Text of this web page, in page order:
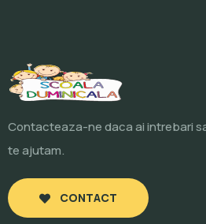
Contacteaza-ne daca ai intrebari
te ajutam.
CONTACT